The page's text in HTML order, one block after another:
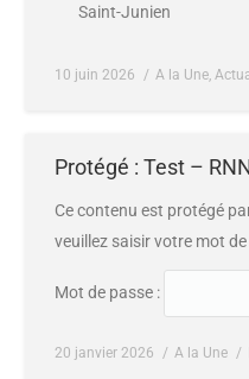
Saint-Junien
10 juin 2026 A la Une,
Protégé : Test –
Ce contenu est protégé
veuillez saisir votre mot
Mot de passe :
20 janvier 2026 A la Une